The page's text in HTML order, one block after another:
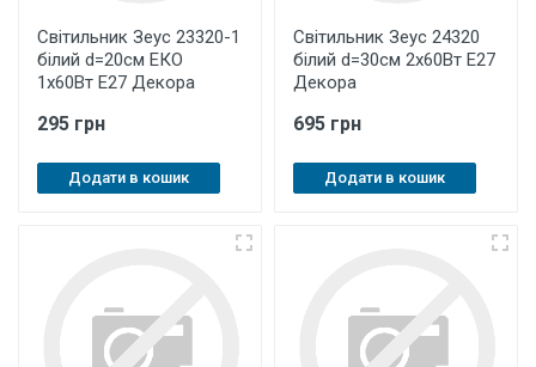
Світильник Зеус 23320-1
білий d=20см ЕКО
1х60Вт Е27 Декора
295 грн
Додати в кошик
Світильник Зеус 24320
білий d=30см 2х60Вт Е27
Декора
695 грн
Додати в кошик